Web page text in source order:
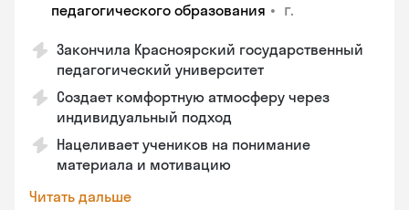
педагогического образования • г.
Закончила Красноярский государственный
педагогический университет
Создает комфортную атмосферу через
индивидуальный подход
Нацеливает учеников на понимание
материала и мотивацию
Читать дальше